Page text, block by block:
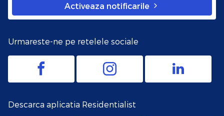
Activeaza notificarile
Urmareste-ne pe retelele sociale
Descarca aplicatia Residentialist